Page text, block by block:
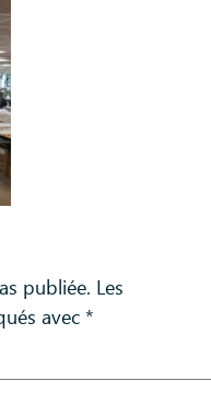
publiée. Les
avec *